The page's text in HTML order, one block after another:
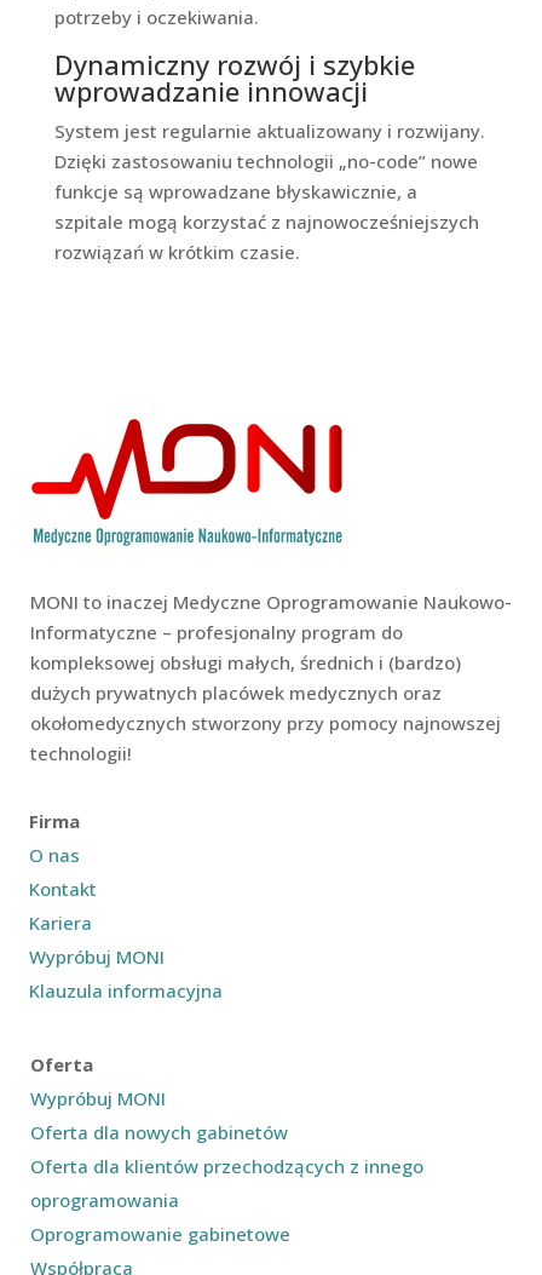
potrzeby i oczekiwania.
Dynamiczny rozwój i szybkie
wprowadzanie innowacji
System jest regularnie aktualizowany i rozwijany.
Dzięki zastosowaniu technologii „no-code” nowe
funkcje są wprowadzane błyskawicznie, a
szpitale mogą korzystać z najnowocześniejszych
rozwiązań w krótkim czasie.
MONI to inaczej Medyczne Oprogramowanie Naukowo-
Informatyczne – profesjonalny program do
kompleksowej obsługi małych, średnich i (bardzo)
dużych prywatnych placówek medycznych oraz
okołomedycznych stworzony przy pomocy najnowszej
technologii!
Firma
O nas
Kontakt
Kariera
Wypróbuj MONI
Klauzula informacyjna
Oferta
Wypróbuj MONI
Oferta dla nowych gabinetów
Oferta dla klientów przechodzących z innego
oprogramowania
Oprogramowanie gabinetowe
Współpraca